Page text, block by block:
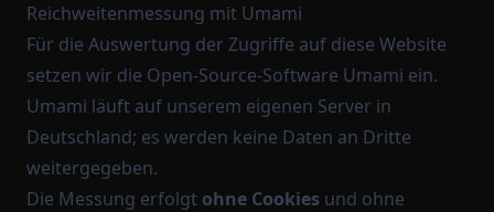
Reichweitenmessung mit Umami
Für die Auswertung der Zugriffe auf diese Website
setzen wir die Open-Source-Software Umami ein.
Umami läuft auf unserem eigenen Server in
Deutschland; es werden keine Daten an Dritte
weitergegeben.
Die Messung erfolgt ohne Cookies und ohne